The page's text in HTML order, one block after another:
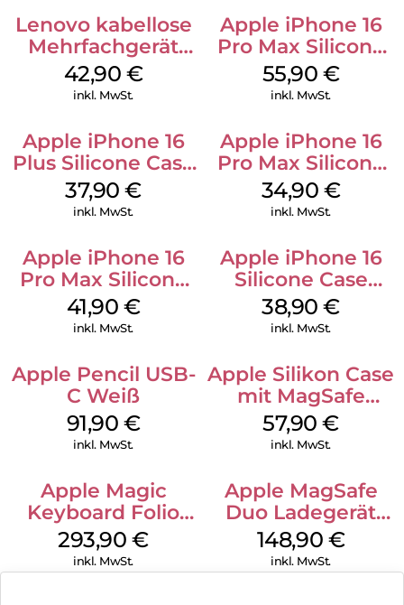
Lenovo kabellose
Mehrfachgerät
Luna Grey
42,90 €
inkl. MwSt.
Apple iPhone 16
Pro Max Silicone
Case MagSafe
Stone Gray
55,90 €
inkl. MwSt.
Apple iPhone 16
Plus Silicone Case
MagSafe Lake
Green
37,90€
inkl. MwSt.
Apple iPhone 16
Pro Max Silicone
Case MagSafe
Denim
34,90 €
inkl. MwSt.
Apple iPhone 16
Pro Max Silicone
Case MagSafe
Ultramarine
41,90 €
inkl. MwSt.
Apple iPhone 16
Silicone Case
MagSafe
Ultramarine
38,90€
inkl. MwSt.
Apple Pencil USB-
C Weiß
91,90 €
inkl. MwSt.
Apple Silikon Case
mit MagSafe
iPhone 14 Pro
(PRODUCT)RED
57,90€
inkl. MwSt.
Apple Magic
Keyboard Folio
iPad 10.9″ (10.Gen.)
Weiß
293,90€
inkl. MwSt.
Apple MagSafe
Duo Ladegerät
Weiß
148,90 €
inkl. MwSt.